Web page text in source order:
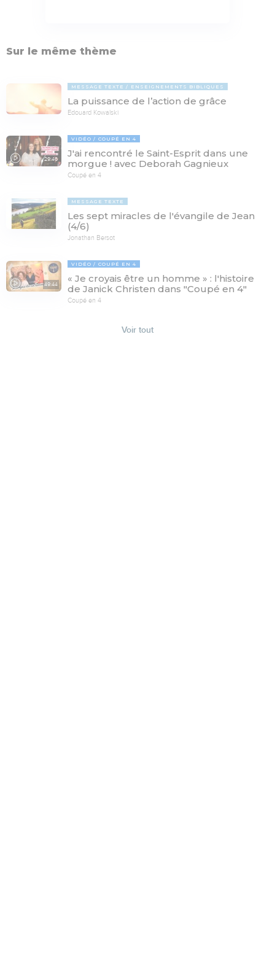
Sur le même thème
MESSAGE TEXTE ENSEIGNEMENTS BIBLIQUES
La puissance de l’action de grâce
Edouard Kowalski
29:46
VIDÉO COUPÉ EN 4
J'ai rencontré le Saint-Esprit dans une
morgue ! avec Deborah Gagnieux
Coupé en 4
MESSAGE TEXTE
Les sept miracles de l'évangile de Jean
(4/6)
Jonathan Bersot
49:44
VIDÉO COUPÉ EN 4
« Je croyais être un homme » : l'histoire
de Janick Christen dans "Coupé en 4"
Coupé en 4
Voir tout